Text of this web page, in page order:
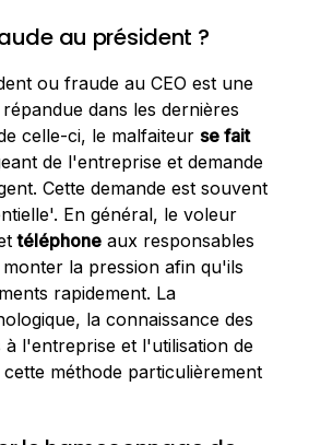
au président ?
ou fraude au CEO est une
dans les dernières
celle-ci, le malfaiteurse fait
de l'entreprise et demande
Cette demande est souvent
En général, le voleur
téléphone aux responsables
la pression afin qu'ils
rapidement. La
la connaissance des
l'entreprise et l'utilisation de
méthode particulièrement